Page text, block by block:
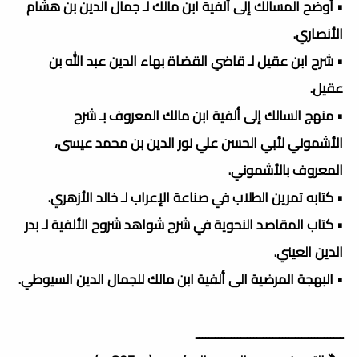
• أوضح المسالك إلى ألفية ابن مالك لـ جمال الدين بن هشام
الأنصاري.
• شرح ابن عقيل لـ قاضي القضاة بهاء الدين عبد الله بن
عقيل.
• منهج السالك إلى ألفية ابن مالك المعروف بـ شرح
الأشموني لأبي الحسن علي نور الدين بن محمد عيسى،
المعروف بالأشموني.
• كتابه تمرين الطلاب في صناعة الإعراب لـ خالد الأزهري.
• كتاب المقاصد النحوية في شرح شواهد شروح الألفية لـ بدر
الدين العيني.
• البهجة المرضية الی ألفیة ابن مالك للجمال الدین السیوطي.
ــــــــــــــــــــــــــــــــــــــــــــــ